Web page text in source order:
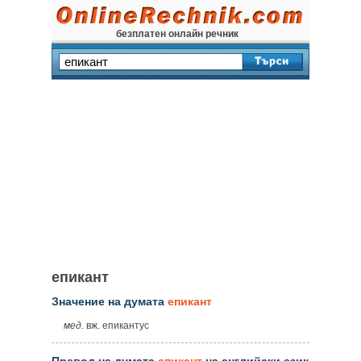
безплатен онлайн речник
епикант
Значение на думата епикант
мед. вж. епикантус